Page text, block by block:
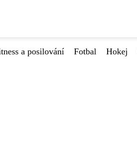
a posilování Fotbal Hokej